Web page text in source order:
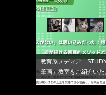
教育系メディア「
筆画」教室をご紹介いた